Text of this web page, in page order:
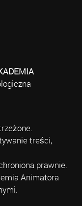
treści,
prawnie.
Animatora